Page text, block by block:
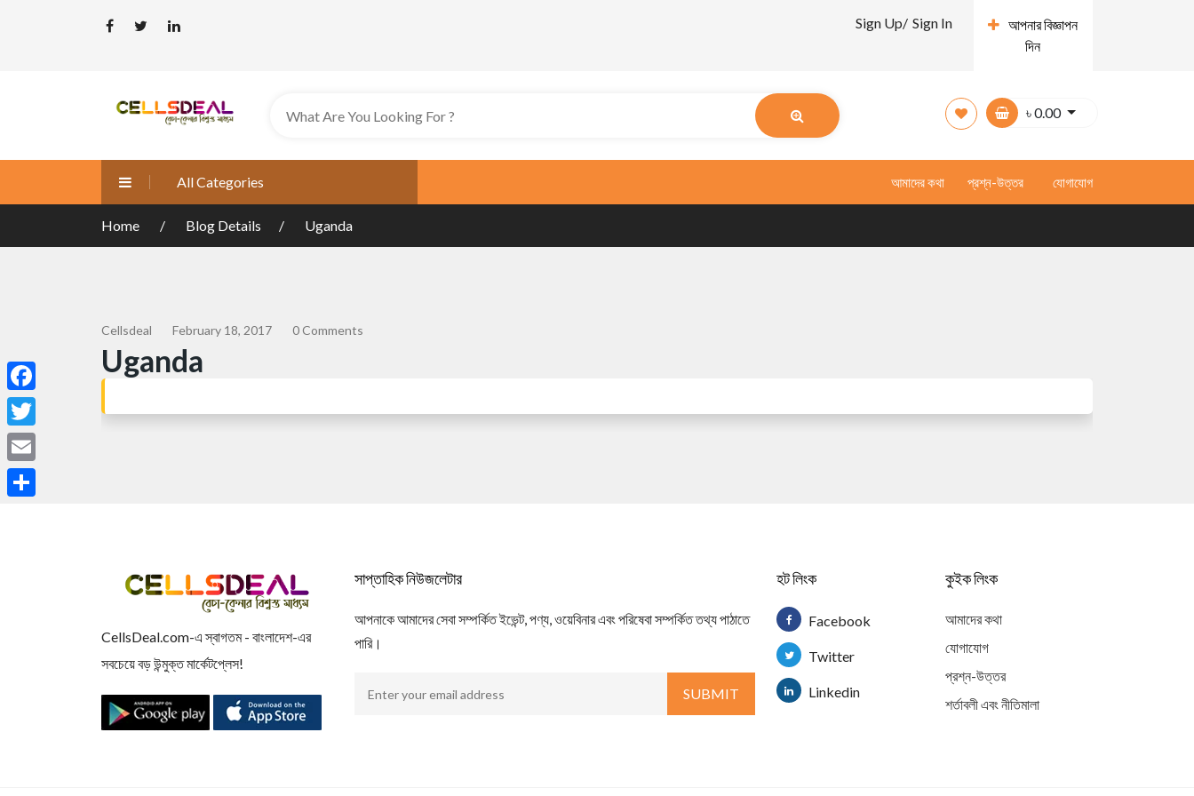
Sign Up/ Sign In
আপনার বিজ্ঞাপন
দিন
৳0.00
All Categories আমাদের কথা প্রশ্ন-উত্তর যোগাযোগ
Home Blog Details Uganda
Cellsdeal February 18, 2017 0 Comments
Uganda
CellsDeal.com-এ স্বাগতম - বাংলাদেশ-এর
সবচেয়ে বড় উন্মুক্ত মার্কেটপ্লেস!
সাপ্তাহিক নিউজলেটার
আপনাকে আমাদের সেবা সম্পর্কিত ইভেন্ট, পণ্য, ওয়েবিনার এবং পরিষেবা সম্পর্কিত তথ্য পাঠাতে
পারি।
হট লিংক
Facebook
Twitter
Linkedin
কুইক লিংক
আমাদের কথা
যোগাযোগ
প্রশ্ন-উত্তর
শর্তাবলী এবং নীতিমালা
Facebook
Twitter
Email